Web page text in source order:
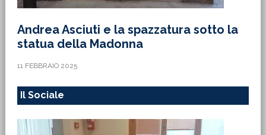
Andrea Asciuti e la spazzatura sotto la
statua della Madonna
11 FEBBRAIO 2025
Il Sociale